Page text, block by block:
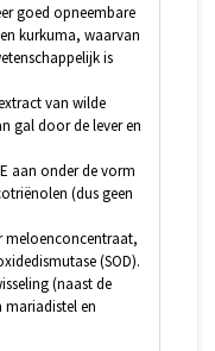
goed opneembare
kurkuma, waarvan
is
van wilde
gal door de lever en
aan onder de vorm
(dus geen
meloenconcentraat,
(SOD).
(naast de
en